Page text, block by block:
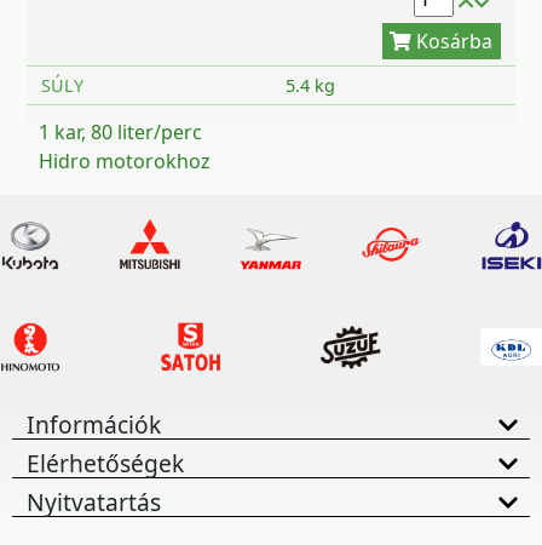
SÚLY 5.4 kg
1 kar, 80 liter/perc
Hidro motorokhoz
Információk
Elérhetőségek
Nyitvatartás